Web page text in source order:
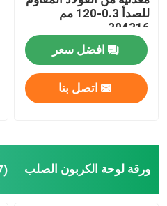
للصدأ 0.3-120 مم
304316
افضل سعر
اتصل بنا
ورقة لوحة الكربون الصلب (17)